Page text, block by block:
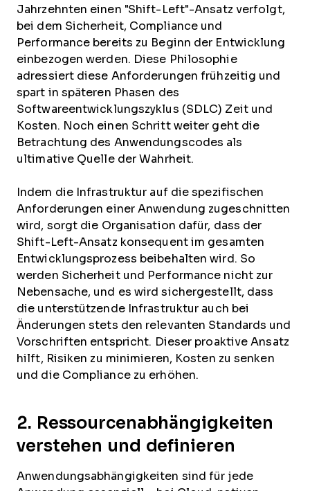
Jahrzehnten einen "Shift-Left"-Ansatz verfolgt,
bei dem Sicherheit, Compliance und
Performance bereits zu Beginn der Entwicklung
einbezogen werden. Diese Philosophie
adressiert diese Anforderungen frühzeitig und
spart in späteren Phasen des
Softwareentwicklungszyklus (SDLC) Zeit und
Kosten. Noch einen Schritt weiter geht die
Betrachtung des Anwendungscodes als
ultimative Quelle der Wahrheit.
Indem die Infrastruktur auf die spezifischen
Anforderungen einer Anwendung zugeschnitten
wird, sorgt die Organisation dafür, dass der
Shift-Left-Ansatz konsequent im gesamten
Entwicklungsprozess beibehalten wird. So
werden Sicherheit und Performance nicht zur
Nebensache, und es wird sichergestellt, dass
die unterstützende Infrastruktur auch bei
Änderungen stets den relevanten Standards und
Vorschriften entspricht. Dieser proaktive Ansatz
hilft, Risiken zu minimieren, Kosten zu senken
und die Compliance zu erhöhen.
2. Ressourcenabhängigkeiten
verstehen und definieren
Anwendungsabhängigkeiten sind für jede